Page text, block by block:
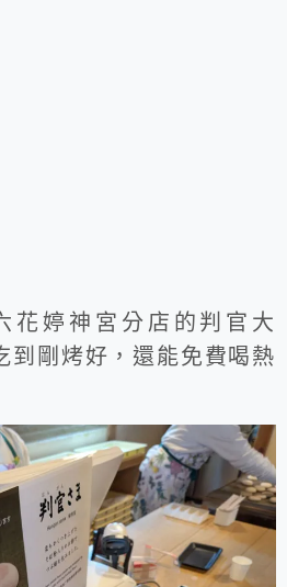
花婷神宮分店的判官大
到剛烤好，還能免費喝熱